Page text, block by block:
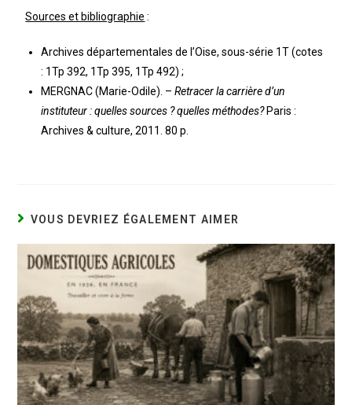
Sources et bibliographie :
Archives départementales de l’Oise, sous-série 1T (cotes
: 1Tp 392, 1Tp 395, 1Tp 492) ;
MERGNAC (Marie-Odile). –Retracer la carrière d’un
instituteur : quelles sources ? quelles méthodes?Paris :
Archives & culture, 2011. 80 p.
VOUS DEVRIEZ ÉGALEMENT AIMER